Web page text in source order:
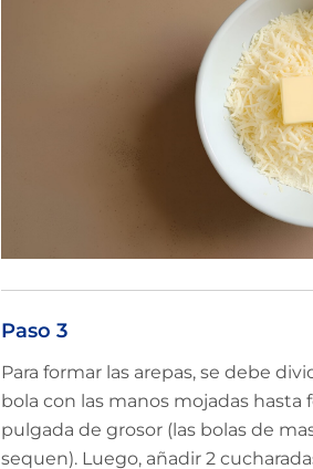
Paso 3
Para formar las arepas, se debe
bola con las manos mojadas
pulgada de grosor (las bolas de
sequen). Luego, añadir 2